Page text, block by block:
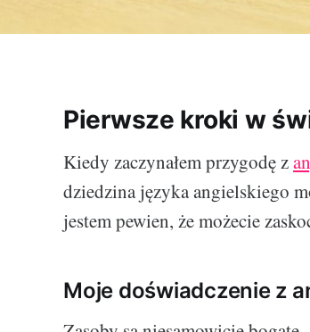
Pierwsze kroki w
Kiedy zaczynałem przygodę z
dziedzina języka angielskiego
jestem pewien, że możecie
Moje doświadczenie z